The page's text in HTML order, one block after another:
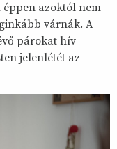
azoktól nem
várnák. A
párokat hív
jelenlétét az